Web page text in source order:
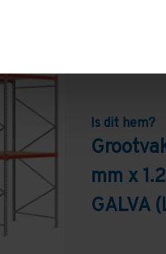
Is dit hem?
mm x
GALVA